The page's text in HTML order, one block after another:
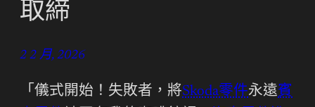
取締
2 2 月, 2026
「儀式開始！失敗者，將Skoda零件永遠賓